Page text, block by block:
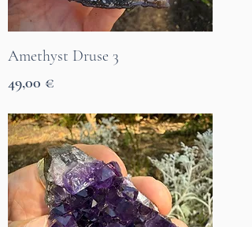
Amethyst Druse 3
Preis
49,00 €